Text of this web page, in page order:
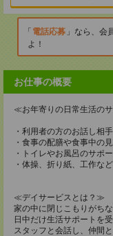
電話応募
なら、会
よ！
お仕事の概要
≪お年寄りの日常生活の
・利用者の方のお話し相手
・食事の配膳や食事中の
・トイレやお風呂のサポー
・体操、折り紙、工作な
≪デイサービスとは？≫
家の中に閉じこもりがちな
日中だけ生活サポートを
スタッフと会話し、仲間